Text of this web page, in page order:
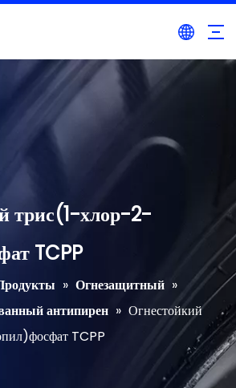
трис(1-хлор-2-
TCPP
» Огнезащитный »
антипирен » Огнестойкий
TCPP